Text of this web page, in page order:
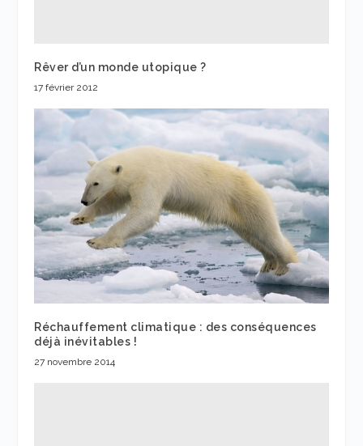
Rêver d’un monde utopique ?
17 février 2012
Réchauffement climatique : des conséquences
déjà inévitables !
27 novembre 2014